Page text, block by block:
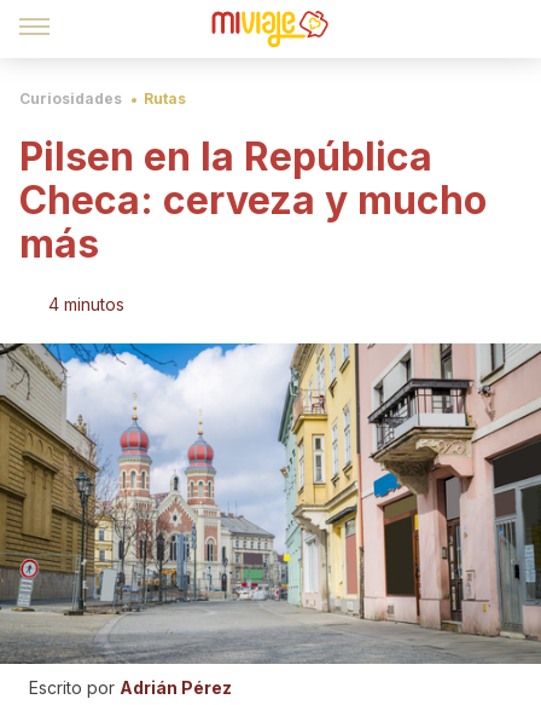
Curiosidades Rutas
Pilsen en la República
Checa: cerveza y mucho
más
4 minutos
Escrito por Adrián Pérez